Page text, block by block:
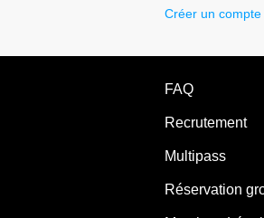
Créer un compte
FAQ
Recrutement
Multipass
Réservation